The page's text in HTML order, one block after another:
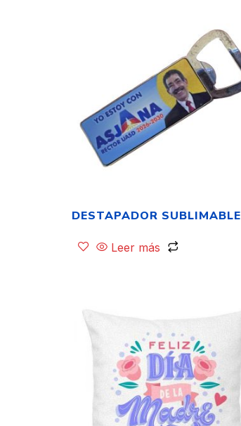
DESTAPADOR SUBLIMABLE
Leer más